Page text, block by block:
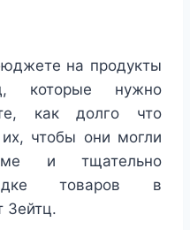
на продукты
которые нужно
как долго что
их, чтобы они могли
и тщательно
товаров в
Зейтц.